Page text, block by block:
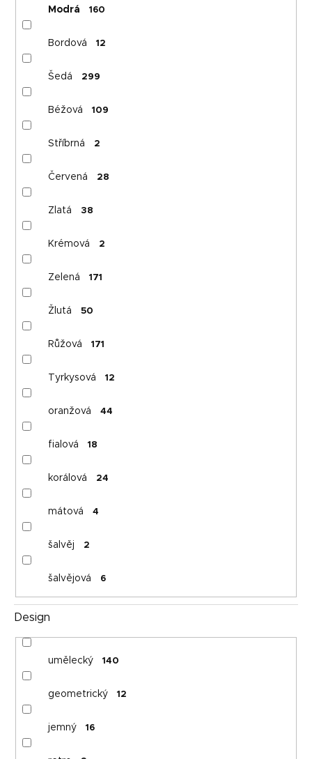
Modrá 160
Bordová 12
Šedá 299
Béžová 109
Stříbrná 2
Červená 28
Zlatá 38
Krémová 2
Zelená 171
Žlutá 50
Růžová 171
Tyrkysová 12
oranžová 44
fialová 18
korálová 24
mátová 4
šalvěj 2
šalvějová 6
Design
umělecký 140
geometrický 12
jemný 16